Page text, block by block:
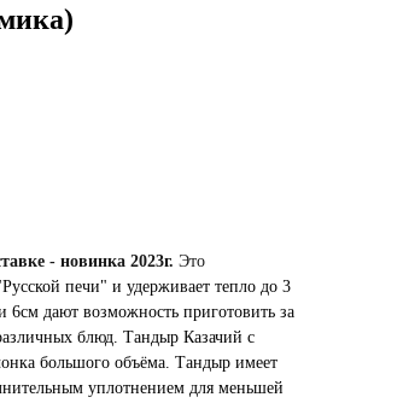
- новинка 2023г. Это
печи" и удерживает тепло до 3
6см дают возможность приготовить за
блюд. Тандыр Казачий с
большого объёма. Тандыр имеет
уплотнением для меньшей